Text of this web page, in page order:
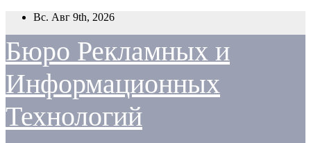
Перейти
содержимому
Вс. Авг 9th, 2026
Бюро Рекламных и
Информационных
Технологий